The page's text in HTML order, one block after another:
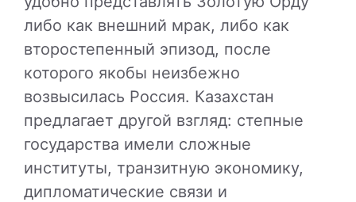
либо как внешний мрак, либо как
второстепенный эпизод, после
которого якобы неизбежно
возвысилась Россия. Казахстан
предлагает другой взгляд: степные
государства имели сложные
институты, транзитную экономику,
дипломатические связи и